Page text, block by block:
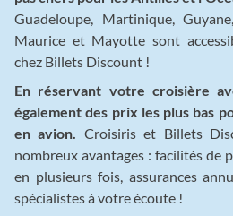
Guadeloupe, Martinique,
Maurice et Mayotte sont
chez Billets Discount !
En réservant votre croisière
également des prix les plus bas
en avion.
Croisiris et Billets
nombreux avantages : facilités de
en plusieurs fois, assurances
spécialistes à votre écoute !